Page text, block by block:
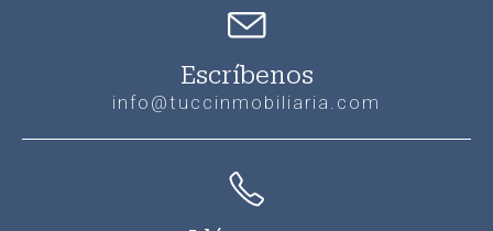
Escríbenos
info@tuccinmobiliaria.com